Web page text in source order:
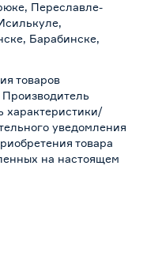
Переславле-
Барабинске,
товаров
характеристики/
уведомления
товара
на настоящем